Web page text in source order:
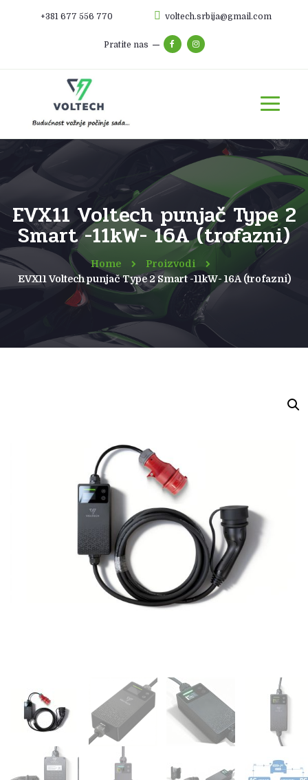
+381 677 556 770 voltech.srbija@gmail.com
Pratite nas
EVX11 Voltech punjač Type 2
Smart -11kW- 16A (trofazni)
Home
Proizvodi
EVX11 Voltech punjač Type 2 Smart -11kW- 16A (trofazni)